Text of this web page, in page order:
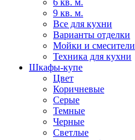
6 кв. м.
9 кв. м.
Все для кухни
Варианты отделки
Мойки и смесители
Техника для кухни
Шкафы-купе
Цвет
Коричневые
Серые
Темные
Черные
Светлые